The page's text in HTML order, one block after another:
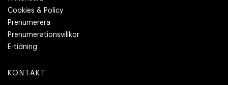
Cookies & Policy
Prenumerera
Prenumerationsvillkor
E-tidning
KONTAKT